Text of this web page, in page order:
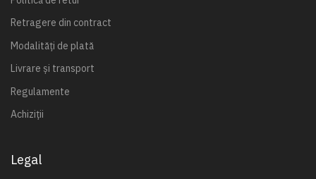
Retragere din contract
Modalități de plată
Livrare și transport
Regulamente
Achiziții
Legal